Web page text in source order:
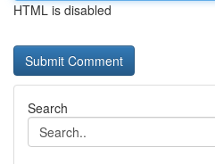
HTML is disabled
Search